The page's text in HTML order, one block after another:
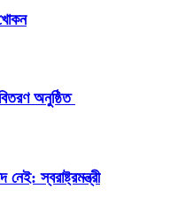
অনুষ্ঠিত
স্বরাষ্ট্রমন্ত্রী